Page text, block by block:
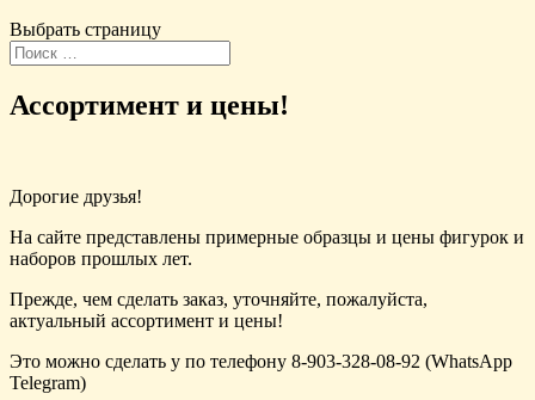
Выбрать страницу
Ассортимент и цены!
Дорогие друзья!
На сайте представлены примерные образцы и цены фигурок и
наборов прошлых лет.
Прежде, чем сделать заказ, уточняйте, пожалуйста,
актуальный ассортимент и цены!
Это можно сделать у по телефону 8-903-328-08-92 (WhatsApp
Telegram)